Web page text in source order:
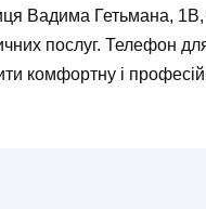
Вадима Гетьмана,
послуг. Телефон для
комфортну і